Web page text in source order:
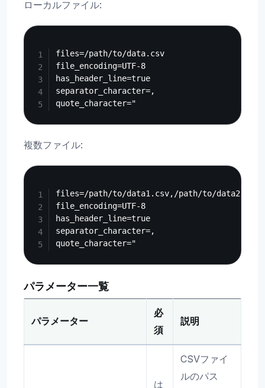
ローカルファイル:
files=/path/to/data.csv
file_encoding=UTF-8
has_header_line=true
separator_character=,
複数ファイル:
files=/path/to/data1.csv,/path/to/data2.csv
file_encoding=UTF-8
has_header_line=true
separator_character=,
パラメーター一覧
パラメーター
必
須
説明
は
CSVファイ
ルのパス